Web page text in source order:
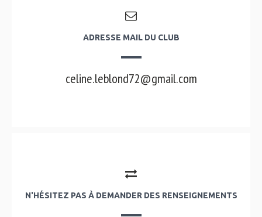
ADRESSE MAIL DU CLUB
celine.leblond72@gmail.com
N'HÉSITEZ PAS À DEMANDER DES RENSEIGNEMENTS